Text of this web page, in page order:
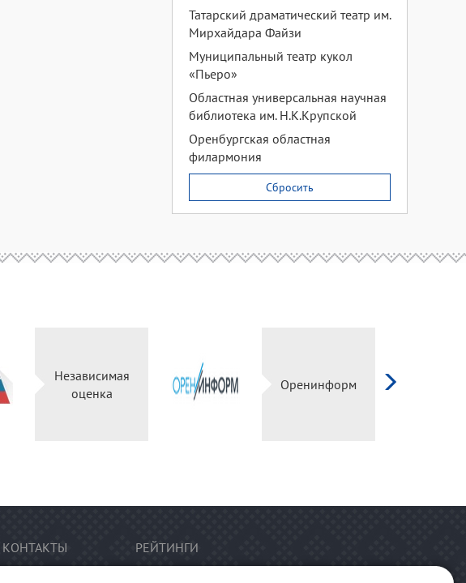
Татарский драматический театр им.
Мирхайдара Файзи
Муниципальный театр кукол
«Пьеро»
Областная универсальная научная
библиотека им. Н.К.Крупской
Оренбургская областная
филармония
Сбросить
Независимая
оценка
Оренинформ
КОНТАКТЫ РЕЙТИНГИ